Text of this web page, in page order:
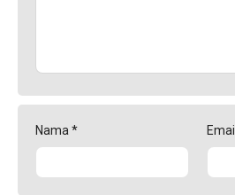
Nama* Email